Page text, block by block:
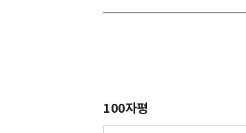
100자평